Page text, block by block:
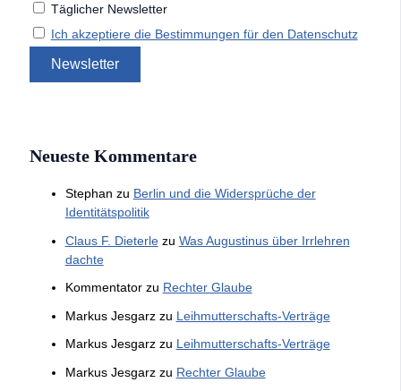
Täglicher Newsletter
Ich akzeptiere die Bestimmungen für den Datenschutz
Neueste Kommentare
Stephan zu Berlin und die Widersprüche der
Identitätspolitik
Claus F. Dieterlezu Was Augustinus über Irrlehren
dachte
Kommentatorzu Rechter Glaube
Markus Jesgarzzu Leihmutterschafts-Verträge
Markus Jesgarzzu Leihmutterschafts-Verträge
Markus Jesgarzzu Rechter Glaube